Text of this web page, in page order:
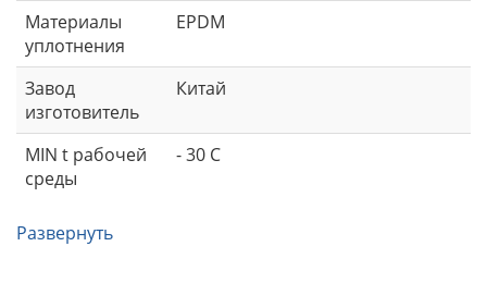
Материалы
уплотнения
EPDM
Завод
изготовитель
Китай
MIN t рабочей
среды
- 30 C
Развернуть